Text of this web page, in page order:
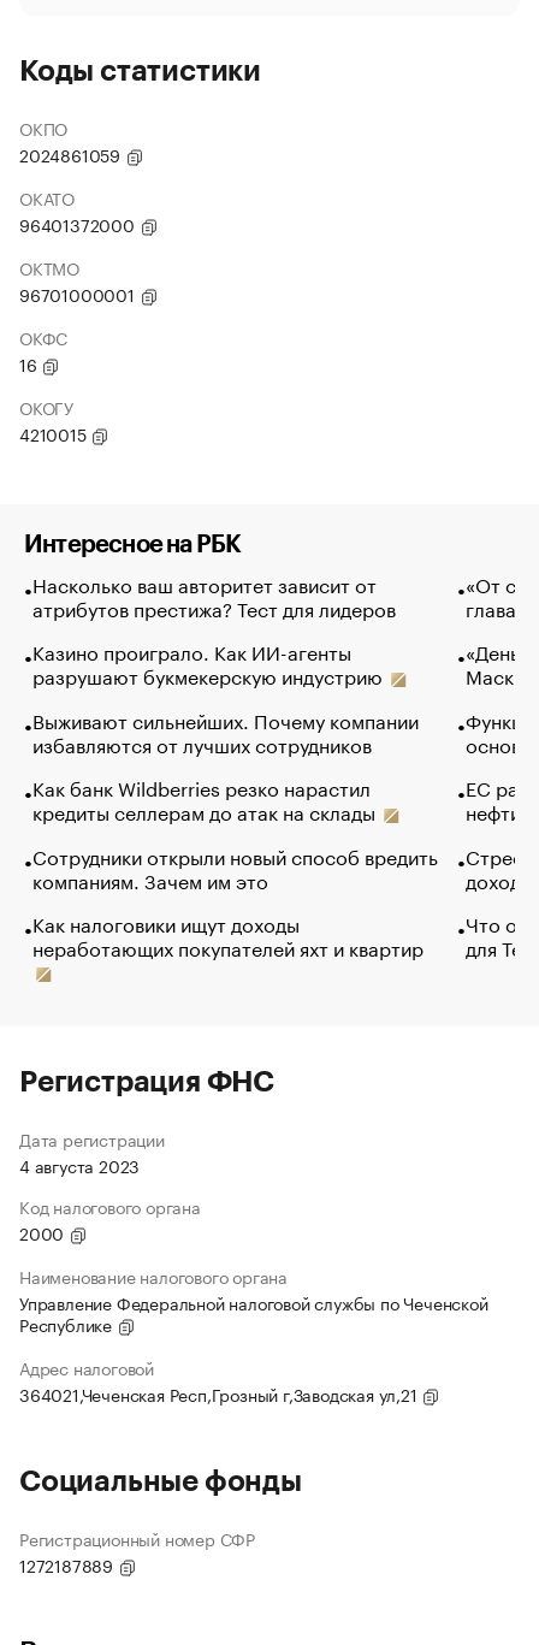
Коды статистики
ОКПО
2024861059
ОКАТО
96401372000
ОКТМО
96701000001
ОКФС
16
ОКОГУ
4210015
Интересное на РБК
Насколько ваш авторитет зависит от
атрибутов престижа? Тест для лидеров
Казино проиграло. Как ИИ-агенты
разрушают букмекерскую индустрию
Выживают сильнейших. Почему компании
избавляются от лучших сотрудников
Как банк Wildberries резко нарастил
кредиты селлерам до атак на склады
Сотрудники открыли новый способ вредить
компаниям. Зачем им это
Как налоговики ищут доходы
неработающих покупателей яхт и квартир
«От
глава
Маск в
основ
ЕС
нефти
Что
для
Регистрация ФНС
Дата регистрации
4 августа 2023
Код налогового органа
2000
Наименование налогового органа
Управление Федеральной налоговой службы по Чеченской
Республике
Адрес налоговой
364021,Чеченская Респ,Грозный г,Заводская ул,21
Социальные фонды
Регистрационный номер СФР
1272187889